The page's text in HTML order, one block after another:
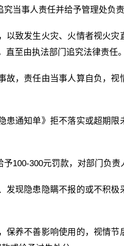
当事人责任并给予管理处负
致发生火灾、火情者视火灾
至由执法部门追究法律责任。
故，责任由当事人算自负，视
患通知单》拒不落实或超期限
100-300元罚款，对部门负责
发现隐患隐瞒不报的或不积极
保养不善影响使用的，视情节